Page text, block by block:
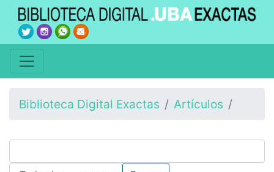
Biblioteca Digital Exactas Artículos